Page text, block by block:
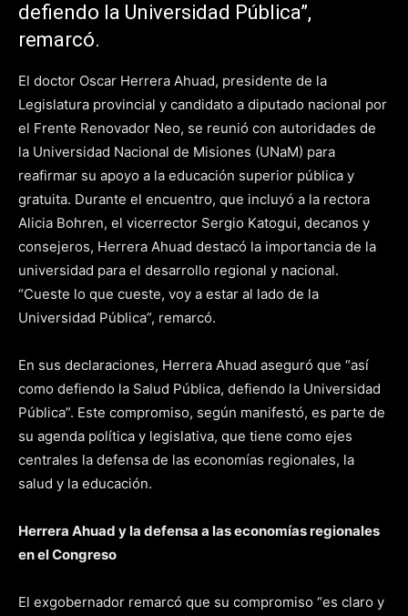
defiendo la Universidad Pública”,
remarcó.
El doctor Oscar Herrera Ahuad, presidente de la
Legislatura provincial y candidato a diputado nacional por
el Frente Renovador Neo, se reunió con autoridades de
la Universidad Nacional de Misiones (UNaM) para
reafirmar su apoyo a la educación superior pública y
gratuita. Durante el encuentro, que incluyó a la rectora
Alicia Bohren, el vicerrector Sergio Katogui, decanos y
consejeros, Herrera Ahuad destacó la importancia de la
universidad para el desarrollo regional y nacional.
“Cueste lo que cueste, voy a estar al lado de la
Universidad Pública”, remarcó.
En sus declaraciones, Herrera Ahuad aseguró que “así
como defiendo la Salud Pública, defiendo la Universidad
Pública”. Este compromiso, según manifestó, es parte de
su agenda política y legislativa, que tiene como ejes
centrales la defensa de las economías regionales, la
salud y la educación.
Herrera Ahuad y la defensa a las economías regionales
en el Congreso
El exgobernador remarcó que su compromiso “es claro y